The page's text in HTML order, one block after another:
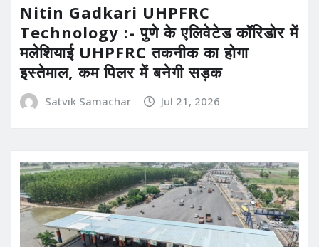
Nitin Gadkari UHPFRC
Technology :- पुणे के एलिवेटेड कॉरिडोर में
मलेशियाई UHPFRC तकनीक का होगा
इस्तेमाल, कम पिलर में बनेगी सड़क
Satvik Samachar Jul 21, 2026